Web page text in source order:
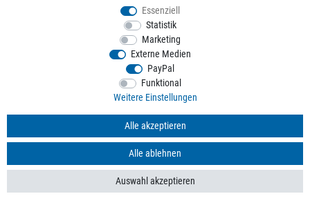
Alle Preise sind inkl. der gesetzlichen Mehrwertsteuer und zzgl.
Kostenloser Versand ab 50€ Bestellwert nur innerhalb Deutschlands.
© 2026 aquaristikwelt24. Alle Rechte vorbehalten. Powered by
Kontakt
Essenziell
Statistik
Marketing
Externe Medien
PayPal
Funktional
Weitere Einstellungen
Alle akzeptieren
Alle ablehnen
Auswahl akzeptieren
*Mit Ihrer Anmeldung willigen Sie der Verarbeitung der Daten zum Zweck des
Versands von Werbe-E-Mails ein. Weitere Informationen finden Sie in unseren
Datenschutzbestimmungen